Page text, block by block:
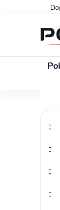
PK
a
e
o
i